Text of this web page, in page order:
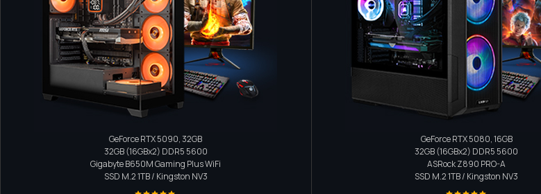
Ігровий комп'ютер
GeForce RTX 5090, 32GB
32GB (16GBx2) DDR5 5600
Gigabyte B650M Gaming Plus WiFi
SSD M.21TB / Kingston NV3
Ігровий комп'ютер
GeForce RTX 5080, 16GB
32GB (16GBx2) DDR5 5600
ASRock Z890 PRO-A
SSD M.21TB / Kingston NV3